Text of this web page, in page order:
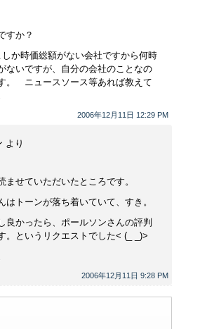
2006年12月11日 12:29 PM
すか？
か時価総額がない会社ですから何時
ないですが、自分の会社のことなの
。 ニュースソース等あれば教えて
より
2006年12月11日 9:28 PM
ませていただいたところです。
はトーンが落ち着いていて、すき。
良かったら、ポールソンさんの評判
。というリクエストでした< (_ _)>